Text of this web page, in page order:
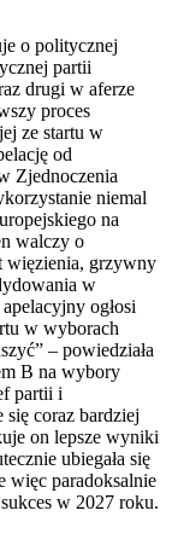
o politycznej
partii
drugi w aferze
proces
ze startu w
od
Zjednoczenia
niemal
na
walczy o
więzienia, grzywny
w
ogłosi
w wyborach
– powiedziała
B na wybory
partii i
coraz bardziej
on lepsze wyniki
ubiegała się
więc paradoksalnie
w 2027 roku.